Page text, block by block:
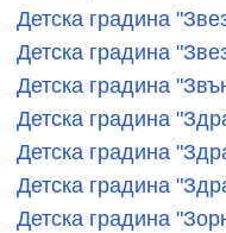
Детска градина
Детска градина
Детска градина
Детска градина
Детска градина
Детска градина
Детска градина